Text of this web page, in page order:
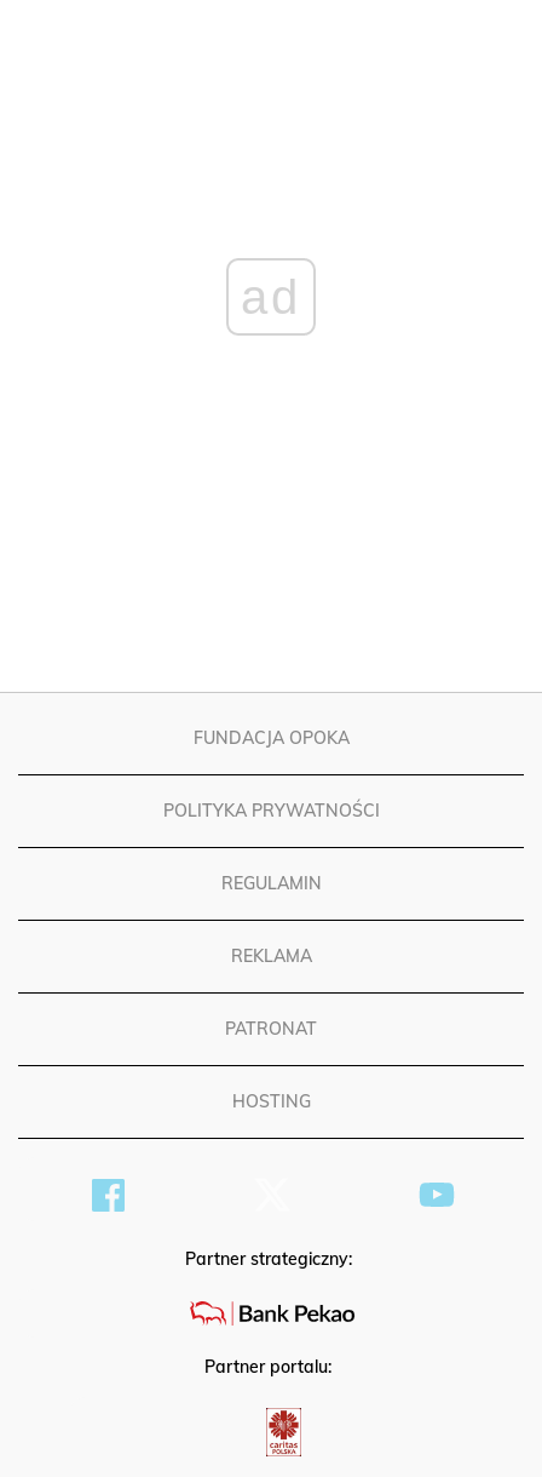
ad
FUNDACJA OPOKA
POLITYKA PRYWATNOŚCI
REGULAMIN
REKLAMA
PATRONAT
HOSTING
Partner strategiczny:
Partner portalu: